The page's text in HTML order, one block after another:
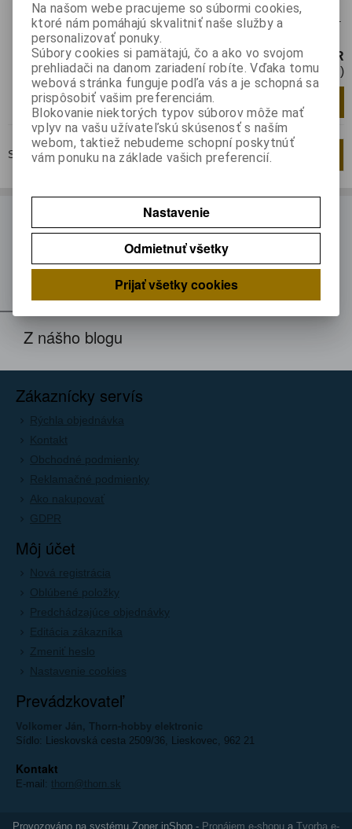
Multimediálne slúchadlá s mikrofónom, 5.1
surround
45,38 EUR
36,90 EUR (Cena bez DPH)
ks Pridať do košíka
Strana1z1Celkom1záznamov
ODBER NOVINIEK
Prihláste sa k odberu noviniek
Registrovať
Z nášho blogu
Zákaznícky servís
Rýchla objednávka
Kontakt
Obchodné podmienky
Reklamačné podmienky
Ako nakupovať
GDPR
Môj účet
Nová registrácia
Oblúbené položky
Predchádzajúce objednávky
Editácia zákazníka
Zmeniť heslo
Nastavenie cookies
Prevádzkovateľ
Volkomer Ján, Thorn-hobby elektronic
Sídlo: Lieskovská cesta 2509/36, Lieskovec, 962 21
Kontakt
E-mail: thorn@thorn.sk
Provozováno na systému Zoner inShop - Pronájem e-shopu a Tvorba e-
Na našom webe pracujeme so súbormi cookies,
ktoré nám pomáhajú skvalitniť naše služby a
personalizovať ponuky.
Súbory cookies si pamätajú, čo a ako vo svojom
prehliadači na danom zariadení robíte. Vďaka tomu
webová stránka funguje podľa vás a je schopná sa
prispôsobiť vašim preferenciám.
Blokovanie niektorých typov súborov môže mať
vplyv na vašu užívateľskú skúsenosť s naším
webom, taktiež nebudeme schopní poskytnúť
vám ponuku na základe vašich preferencií.
Nastavenie
Odmietnuť všetky
Prijať všetky cookies